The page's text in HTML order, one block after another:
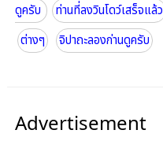
ดูครับ
ท่านที่ลงวินโดว์เสร็จแล้ว
ต่างๆ
จิปาถะลองก่านดูครับ
Advertisement